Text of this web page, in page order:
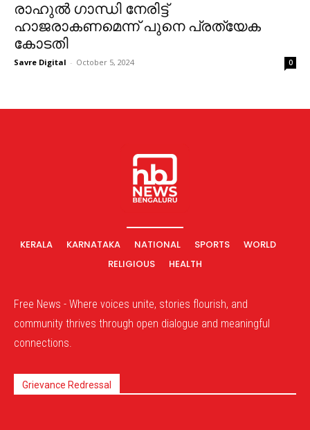
രാഹുല്‍ ഗാന്ധി നേരിട്ട്
ഹാജരാകണമെന്ന് പുനെ പ്രത്യേക
കോടതി
Savre Digital - October 5, 2024 0
KERALA KARNATAKA NATIONAL SPORTS
WORLD
RELIGIOUS
HEALTH
Free News - Where voices unite, stories flourish, and
community thrives through open dialogue and meaningful
connections.
Grievance Redressal